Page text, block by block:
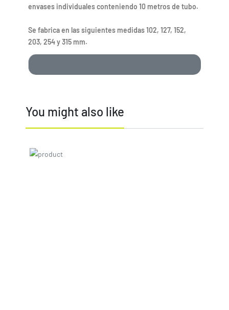
envases individuales conteniendo 10 metros de tubo.
Se fabrica en las siguientes medidas 102, 127, 152,
203, 254 y 315 mm.
You might also like
Price